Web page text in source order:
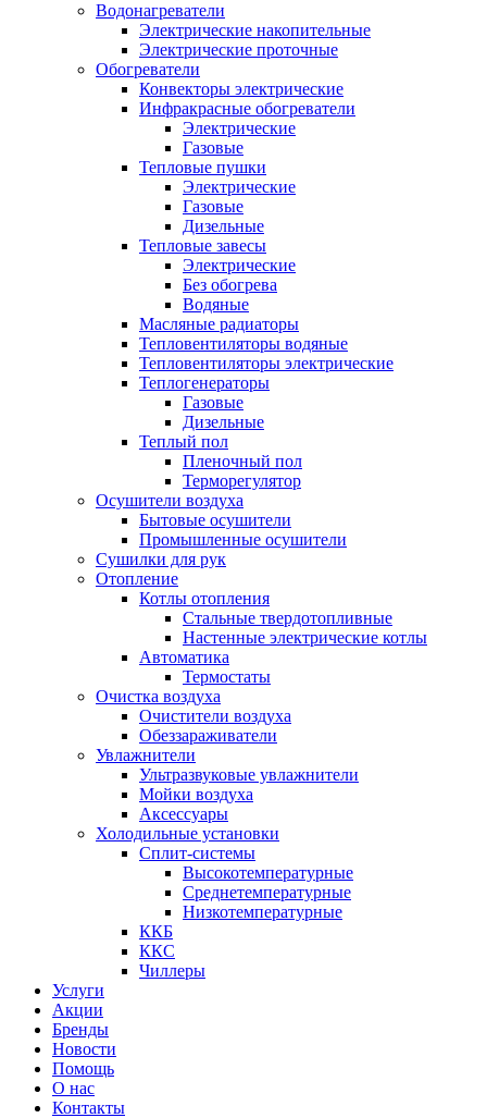
Водонагреватели
Электрические накопительные
Электрические проточные
Обогреватели
Конвекторы электрические
Инфракрасные обогреватели
Электрические
Газовые
Тепловые пушки
Электрические
Газовые
Дизельные
Тепловые завесы
Электрические
Без обогрева
Водяные
Масляные радиаторы
Тепловентиляторы водяные
Тепловентиляторы электрические
Теплогенераторы
Газовые
Дизельные
Теплый пол
Пленочный пол
Терморегулятор
Осушители воздуха
Бытовые осушители
Промышленные осушители
Сушилки для рук
Отопление
Котлы отопления
Стальные твердотопливные
Настенные электрические котлы
Автоматика
Термостаты
Очистка воздуха
Очистители воздуха
Обеззараживатели
Увлажнители
Ультразвуковые увлажнители
Мойки воздуха
Аксессуары
Холодильные установки
Сплит-системы
Высокотемпературные
Среднетемпературные
Низкотемпературные
ККБ
ККС
Чиллеры
Услуги
Акции
Бренды
Новости
Помощь
О нас
Контакты